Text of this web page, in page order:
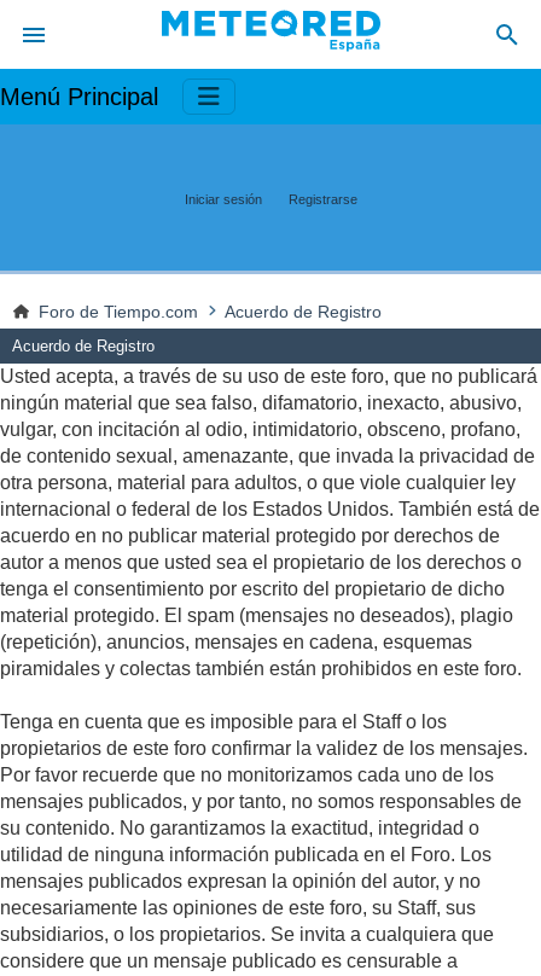
Menú Principal
Iniciar sesión Registrarse
Foro de Tiempo.com Acuerdo de Registro
Acuerdo de Registro
Usted acepta, a través de su uso de este foro, que no publicará
ningún material que sea falso, difamatorio, inexacto, abusivo,
vulgar, con incitación al odio, intimidatorio, obsceno, profano,
de contenido sexual, amenazante, que invada la privacidad de
otra persona, material para adultos, o que viole cualquier ley
internacional o federal de los Estados Unidos. También está de
acuerdo en no publicar material protegido por derechos de
autor a menos que usted sea el propietario de los derechos o
tenga el consentimiento por escrito del propietario de dicho
material protegido. El spam (mensajes no deseados), plagio
(repetición), anuncios, mensajes en cadena, esquemas
piramidales y colectas también están prohibidos en este foro.
Tenga en cuenta que es imposible para el Staff o los
propietarios de este foro confirmar la validez de los mensajes.
Por favor recuerde que no monitorizamos cada uno de los
mensajes publicados, y por tanto, no somos responsables de
su contenido. No garantizamos la exactitud, integridad o
utilidad de ninguna información publicada en el Foro. Los
mensajes publicados expresan la opinión del autor, y no
necesariamente las opiniones de este foro, su Staff, sus
subsidiarios, o los propietarios. Se invita a cualquiera que
considere que un mensaje publicado es censurable a